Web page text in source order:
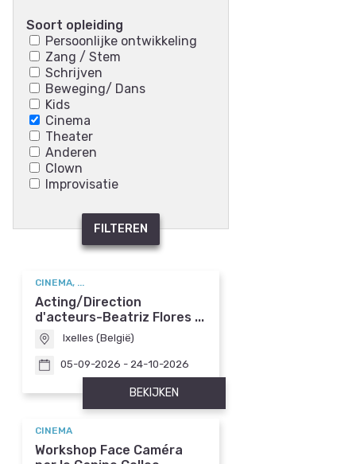
Soort opleiding
Persoonlijke ontwikkeling
Zang / Stem
Schrijven
Beweging/ Dans
Kids
Cinema
Theater
Anderen
Clown
Improvisatie
FILTEREN
CINEMA, ...
Acting/Direction
d'acteurs-Beatriz Flores ...
Ixelles (België)
05-09-2026 - 24-10-2026
BEKIJKEN
CINEMA
Workshop Face Caméra